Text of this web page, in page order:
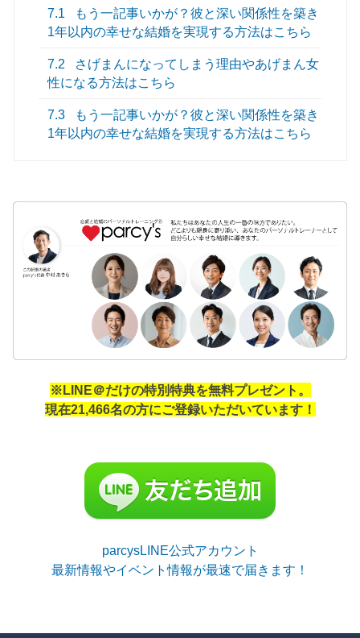
7.1
もう一記事いかが？彼と深い関係性を築き
1年以内の幸せな結婚を実現する方法はこちら
7.2
さげまんになってしまう理由やあげまん女
性になる方法はこちら
7.3
もう一記事いかが？彼と深い関係性を築き
1年以内の幸せな結婚を実現する方法はこちら
※LINE＠だけの特別特典を無料プレゼント。
現在21,466名の方にご登録いただいています！
parcysLINE公式アカウント
最新情報やイベント情報が最速で届きます！